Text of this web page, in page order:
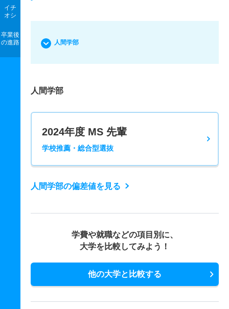
イチ
オシ
卒業後
の進路
人間学部
人間学部
2024年度 MS 先輩
学校推薦・総合型選抜
人間学部の偏差値を見る
学費や就職などの項目別に、
大学を比較してみよう！
他の大学と比較する